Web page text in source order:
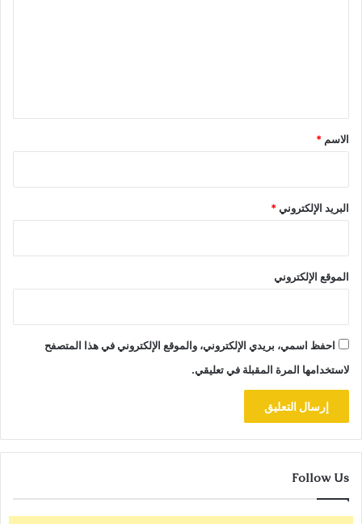
*
الاسم *
البريد الإلكتروني*
الموقع الإلكتروني
احفظ اسمي، بريدي الإلكتروني، والموقع الإلكتروني في هذا المتصفح
لاستخدامها المرة المقبلة في تعليقي.
Follow Us